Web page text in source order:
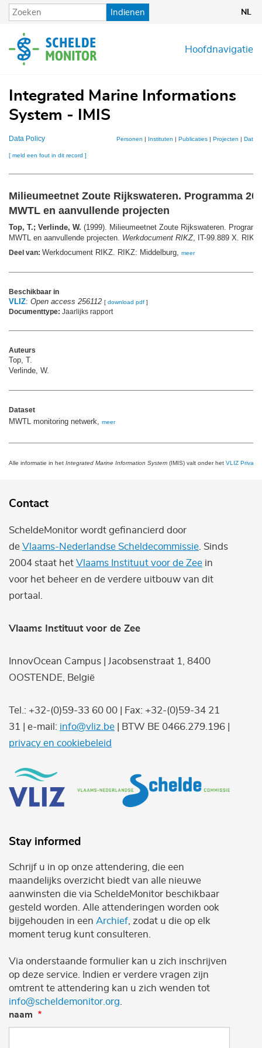
Overslaan
en
de
inhoud
Indienen NL
Hoofdnavigatie
Integrated Marine Informations
System - IMIS
Data Policy Personen | Instituten | Publicaties | Projecten |
[ meld een fout in dit record ]
Milieumeetnet Zoute Rijkswateren. Programma
MWTL en aanvullende projecten
Top, T.; Verlinde, W. (1999). Milieumeetnet Zoute Rijkswateren.
MWTL en aanvullende projecten. Werkdocument RIKZ, IT-99.889 X.
Deel van: Werkdocument RIKZ. RIKZ: Middelburg, meer
Beschikbaar in
VLIZ: Open access 256112 [ download pdf ]
Documenttype: Jaarlijks rapport
Auteurs
Top, T.
Verlinde, W.
Dataset
MWTL monitoring netwerk, meer
Alle informatie in het Integrated Marine Information System (IMIS) valt onder het VLIZ Privacy
Contact
ScheldeMonitor wordt gefinancierd door
de Vlaams-Nederlandse Scheldecommissie . Sinds
2004 staat het Vlaams Instituut voor de Zee in
voor het beheer en de verdere uitbouw van dit
portaal.
Vlaams Instituut voor de Zee
InnovOcean Campus | Jacobsenstraat 1, 8400
OOSTENDE, België
Tel.: +32-(0)59-33 60 00 | Fax: +32-(0)59-34 21
31 | e-mail: info@vliz.be | BTW BE 0466.279.196 |
privacy en cookiebeleid
Stay informed
Schrijf u in op onze attendering, die een
maandelijks overzicht biedt van alle nieuwe
aanwinsten die via ScheldeMonitor beschikbaar
gesteld worden. Alle attenderingen worden ook
bijgehouden in een Archief , zodat u die op elk
moment terug kunt consulteren.
Via onderstaande formulier kan u zich inschrijven
op deze service. Indien er verdere vragen zijn
omtrent te attendering kan u zich wenden tot
info@scheldemonitor.org
naam